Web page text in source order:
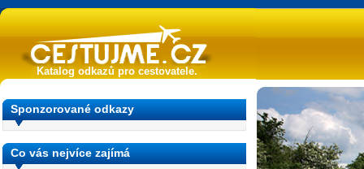
Katalog odkazů pro cestovatele.
Sponzorované odkazy
Co vás nejvíce zajímá